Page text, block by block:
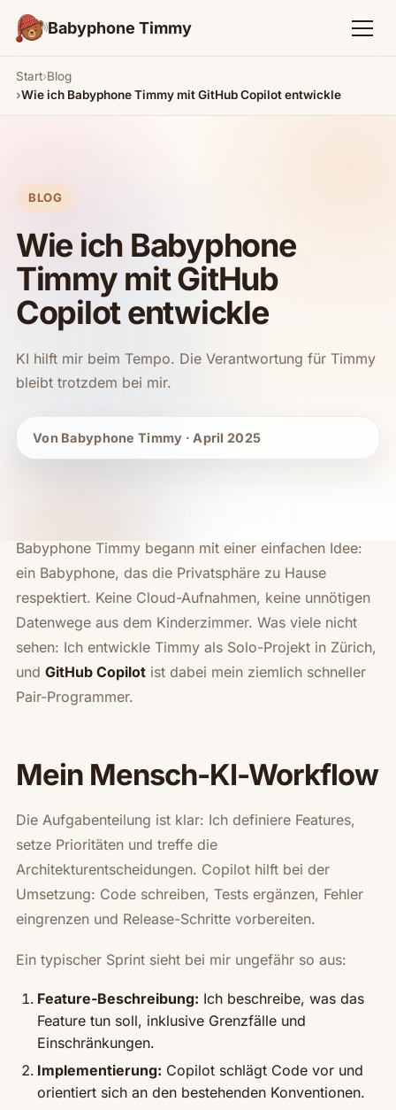
Babyphone Timmy
Start Blog
Wie ich Babyphone Timmy mit GitHub Copilot entwickle
BLOG
Wie ich Babyphone
Timmy mit GitHub
Copilot entwickle
KI hilft mir beim Tempo. Die Verantwortung für Timmy
bleibt trotzdem bei mir.
Von Babyphone Timmy · April 2025
Babyphone Timmy begann mit einer einfachen Idee:
ein Babyphone, das die Privatsphäre zu Hause
respektiert. Keine Cloud-Aufnahmen, keine unnötigen
Datenwege aus dem Kinderzimmer. Was viele nicht
sehen: Ich entwickle Timmy als Solo-Projekt in Zürich,
und GitHub Copilot ist dabei mein ziemlich schneller
Pair-Programmer.
Mein Mensch-KI-Workflow
Die Aufgabenteilung ist klar: Ich definiere Features,
setze Prioritäten und treffe die
Architekturentscheidungen. Copilot hilft bei der
Umsetzung: Code schreiben, Tests ergänzen, Fehler
eingrenzen und Release-Schritte vorbereiten.
Ein typischer Sprint sieht bei mir ungefähr so aus:
Feature-Beschreibung: Ich beschreibe, was das
Feature tun soll, inklusive Grenzfälle und
Einschränkungen.
Implementierung: Copilot schlägt Code vor und
orientiert sich an den bestehenden Konventionen.